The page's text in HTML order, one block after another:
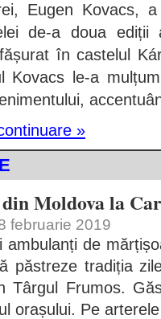
Eugen Kovacs,
de-a doua ediții
în castelul
Kovacs le-a
»
Moldova la
februarie 2019
ambulanți de
păstreze tradiția
Târgul Frumos.
orașului. Pe